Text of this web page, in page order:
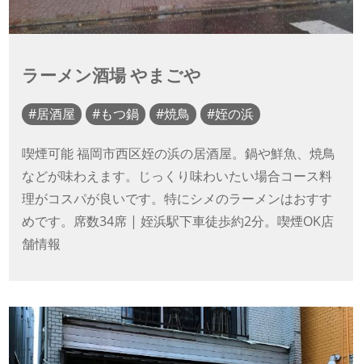
ラーメン酒場 やまごや
居酒屋 もつ鍋 焼鳥 姪の浜
喫煙可能 福岡市西区姪の浜の居酒屋。鍋や鮮魚、焼鳥
などが味わえます。じっくり味わいたい場合コース料
理がコスパが良いです。特にシメのラーメンはおすす
めです。席数34席 | 姪浜駅下車徒歩約2分。喫煙OK店
舗情報